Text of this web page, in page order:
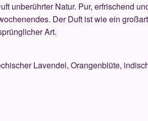
unberührter Natur. Pur, erfrischend
Der Duft ist wie ein
Art.
Lavendel, Orangenblüte,